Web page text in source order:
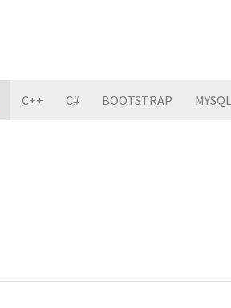
C++ C# BOOTSTRAP MYSQL